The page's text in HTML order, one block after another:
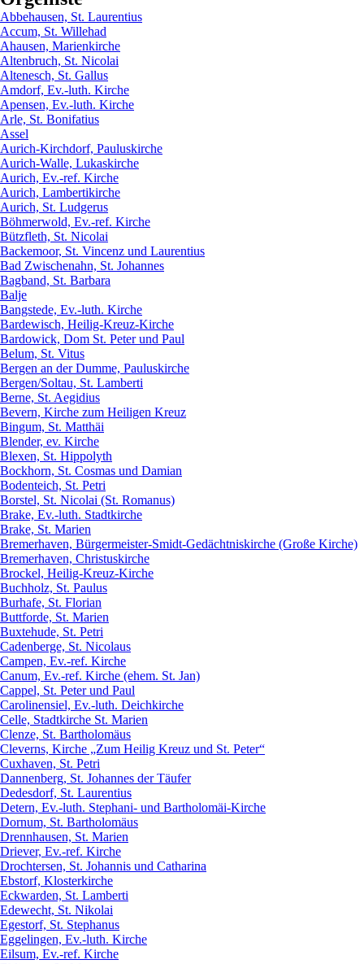
Abbehausen, St. Laurentius
Accum, St. Willehad
Ahausen, Marienkirche
Altenbruch, St. Nicolai
Altenesch, St. Gallus
Amdorf, Ev.-luth. Kirche
Apensen, Ev.-luth. Kirche
Arle, St. Bonifatius
Assel
Aurich-Kirchdorf, Pauluskirche
Aurich-Walle, Lukaskirche
Aurich, Ev.-ref. Kirche
Aurich, Lambertikirche
Aurich, St. Ludgerus
Böhmerwold, Ev.-ref. Kirche
Bützfleth, St. Nicolai
Backemoor, St. Vincenz und Laurentius
Bad Zwischenahn, St. Johannes
Bagband, St. Barbara
Balje
Bangstede, Ev.-luth. Kirche
Bardewisch, Heilig-Kreuz-Kirche
Bardowick, Dom St. Peter und Paul
Belum, St. Vitus
Bergen an der Dumme, Pauluskirche
Bergen/Soltau, St. Lamberti
Berne, St. Aegidius
Bevern, Kirche zum Heiligen Kreuz
Bingum, St. Matthäi
Blender, ev. Kirche
Blexen, St. Hippolyth
Bockhorn, St. Cosmas und Damian
Bodenteich, St. Petri
Borstel, St. Nicolai (St. Romanus)
Brake, Ev.-luth. Stadtkirche
Brake, St. Marien
Bremerhaven, Bürgermeister-Smidt-Gedächtniskirche (Große Kirche)
Bremerhaven, Christuskirche
Brockel, Heilig-Kreuz-Kirche
Buchholz, St. Paulus
Burhafe, St. Florian
Buttforde, St. Marien
Buxtehude, St. Petri
Cadenberge, St. Nicolaus
Campen, Ev.-ref. Kirche
Canum, Ev.-ref. Kirche (ehem. St. Jan)
Cappel, St. Peter und Paul
Carolinensiel, Ev.-luth. Deichkirche
Celle, Stadtkirche St. Marien
Clenze, St. Bartholomäus
Cleverns, Kirche „Zum Heilig Kreuz und St. Peter“
Cuxhaven, St. Petri
Dannenberg, St. Johannes der Täufer
Dedesdorf, St. Laurentius
Detern, Ev.-luth. Stephani- und Bartholomäi-Kirche
Dornum, St. Bartholomäus
Drennhausen, St. Marien
Driever, Ev.-ref. Kirche
Drochtersen, St. Johannis und Catharina
Ebstorf, Klosterkirche
Eckwarden, St. Lamberti
Edewecht, St. Nikolai
Egestorf, St. Stephanus
Eggelingen, Ev.-luth. Kirche
Eilsum, Ev.-ref. Kirche